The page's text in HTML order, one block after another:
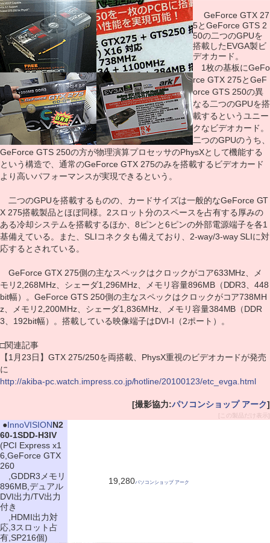
GeForce GTX 27
5とGeForce GTS 2
50の二つのGPUを
搭載したEVGA製ビ
デオカード。
1枚の基板にGeFo
rce GTX 275とGeF
orce GTS 250の異
なる二つのGPUを搭
載するというユニー
クなビデオカード。
二つのGPUのうち、
GeForce GTS 250の方が物理演算プロセッサのPhysXとして機能する
という構造で、通常のGeForce GTX 275のみを搭載するビデオカード
より高いパフォーマンスが実現できるという。
二つのGPUを搭載するものの、カードサイズは一般的なGeForce GT
X 275搭載製品とほぼ同様。2スロット分のスペースを占有する厚みの
ある冷却システムを搭載するほか、8ピンと6ピンの外部電源端子を各1
基備えている。また、SLIコネクタも備えており、2-way/3-way SLIに対
応するとされている。
GeForce GTX 275側の主なスペックはクロックがコア633MHz、メ
モリ2,268MHz、シェーダ1,296MHz、メモリ容量896MB（DDR3、448
bit幅）。GeForce GTS 250側の主なスペックはクロックがコア738MH
z、メモリ2,200MHz、シェーダ1,836MHz、メモリ容量384MB（DDR
3、192bit幅）。搭載している映像端子はDVI-I（2ポート）。
□関連記事
【1月23日】GTX 275/250を両搭載、PhysX重視のビデオカードが発売
に
http://akiba-pc.watch.impress.co.jp/hotline/20100123/etc_evga.html
[撮影協力:パソコンショップ アーク]
[この製品だけ表示]
●InnoVISIONN2
60-1SDD-H3IV
(PCI Express x1
6,GeForce GTX
260
,GDDR3メモリ
896MB,デュアル
DVI出力/TV出力
付き
,HDMI出力対
応,3スロット占
有,SP216個)
19,280パソコンショップ アーク